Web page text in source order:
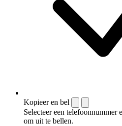
Kopieer en bel
Selecteer een telefoonnummer
om uit te bellen.